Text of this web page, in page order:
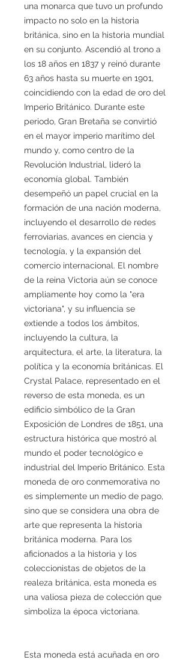
una monarca que tuvo un profundo
impacto no solo en la historia
británica, sino en la historia mundial
en su conjunto. Ascendió al trono a
los 18 años en 1837 y reinó durante
63 años hasta su muerte en 1901,
coincidiendo con la edad de oro del
Imperio Británico. Durante este
periodo, Gran Bretaña se convirtió
en el mayor imperio marítimo del
mundo y, como centro de la
Revolución Industrial, lideró la
economía global. También
desempeñó un papel crucial en la
formación de una nación moderna,
incluyendo el desarrollo de redes
ferroviarias, avances en ciencia y
tecnología, y la expansión del
comercio internacional. El nombre
de la reina Victoria aún se conoce
ampliamente hoy como la "era
victoriana", y su influencia se
extiende a todos los ámbitos,
incluyendo la cultura, la
arquitectura, el arte, la literatura, la
política y la economía británicas. El
Crystal Palace, representado en el
reverso de esta moneda, es un
edificio simbólico de la Gran
Exposición de Londres de 1851, una
estructura histórica que mostró al
mundo el poder tecnológico e
industrial del Imperio Británico. Esta
moneda de oro conmemorativa no
es simplemente un medio de pago,
sino que se considera una obra de
arte que representa la historia
británica moderna. Para los
aficionados a la historia y los
coleccionistas de objetos de la
realeza británica, esta moneda es
una valiosa pieza de colección que
simboliza la época victoriana.
Esta moneda está acuñada en oro